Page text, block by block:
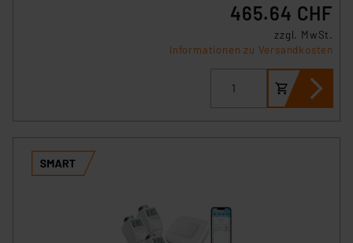
465.64 CHF
zzgl. MwSt.
Informationen zu Versandkosten